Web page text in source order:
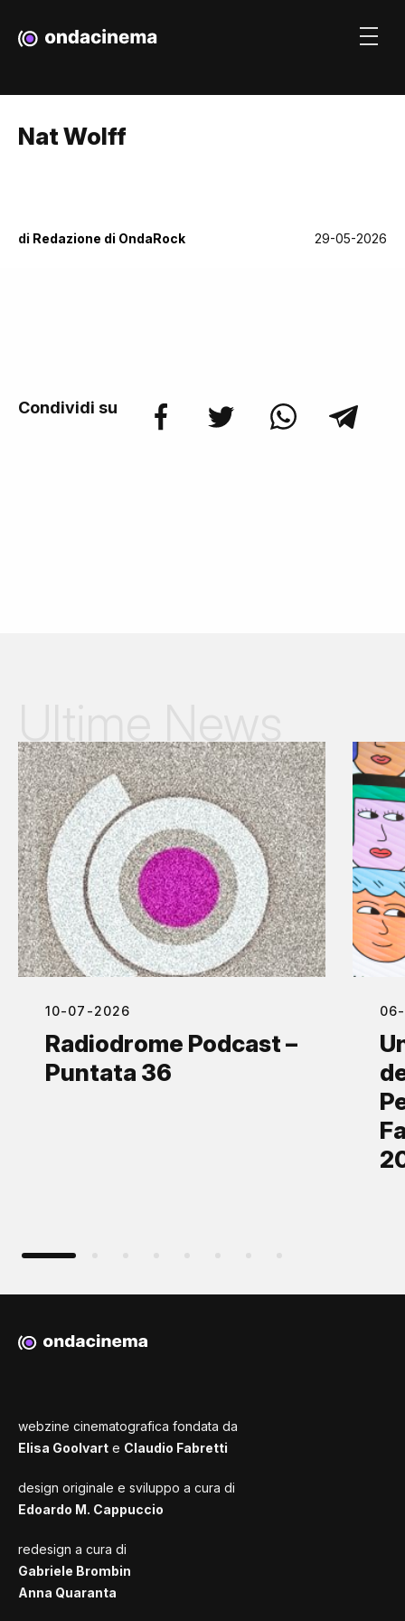
Nat Wolff
di Redazione di OndaRock 29-05-2026
Condividi su
10-07-2026
Radiodrome Podcast –
Puntata 36
webzine cinematografica fondata da
Elisa Goolvart e Claudio Fabretti
design originale e sviluppo a cura di
Edoardo M. Cappuccio
redesign a cura di
Gabriele Brombin
Anna Quaranta